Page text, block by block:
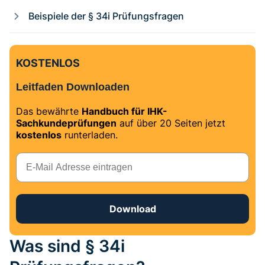
Beispiele der § 34i Prüfungsfragen
KOSTENLOS
Leitfaden Downloaden
Das bewährte Handbuch für IHK-
Sachkundeprüfungen auf über 20 Seiten jetzt
kostenlos runterladen.
E-Mail
Download
Was sind § 34i